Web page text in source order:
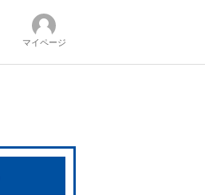
マイページ